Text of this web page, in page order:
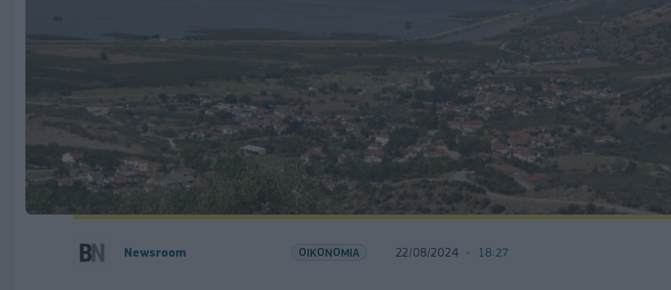
Newsroom ΟΙΚΟΝΟΜΙΑ 22/08/2024 18:27